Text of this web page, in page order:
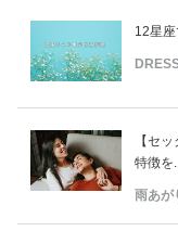
12星
【セ
特徴を
雨あが